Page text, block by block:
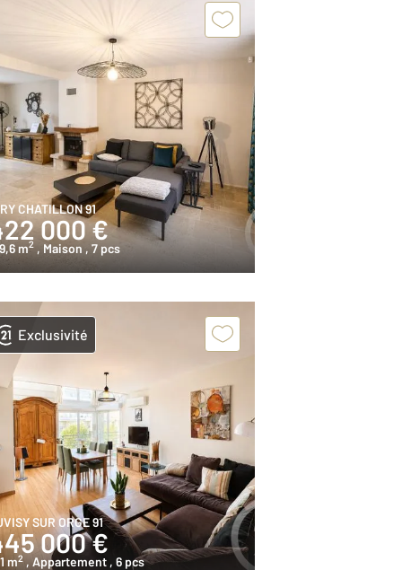
CHATILLON 91
000 €
m2 , Maison , 7 pcs
Exclusivité
SUR ORGE 91
000 €
m2 , Appartement , 6 pcs